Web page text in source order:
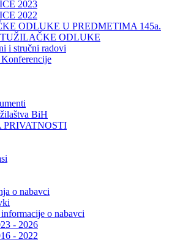
2023
2022
ODLUKE U PREDMETIMA 145a.
ODLUKE
i stručni radovi
BiH
PRIVATNOSTI
o nabavci
o nabavci
- 2026
- 2022